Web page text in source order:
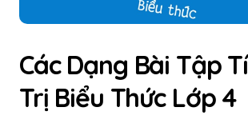
Các Dạng Bài Tập
Trị Biểu Thức Lớp 4